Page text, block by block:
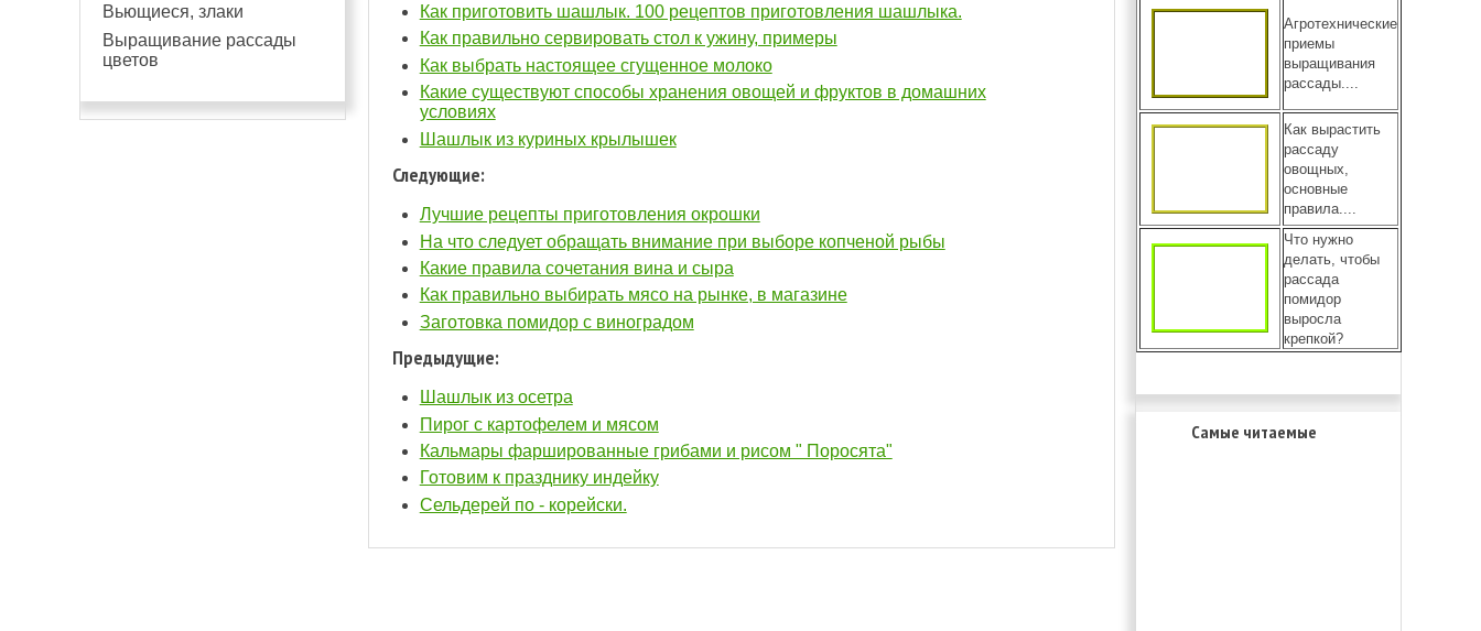
Вьющиеся, злаки
Выращивание рассады
цветов
Как приготовить шашлык. 100 рецептов приготовления шашлыка.
Как правильно сервировать стол к ужину, примеры
Как выбрать настоящее сгущенное молоко
Какие существуют способы хранения овощей и фруктов в домашних
условиях
Шашлык из куриных крылышек
Следующие:
Лучшие рецепты приготовления окрошки
На что следует обращать внимание при выборе копченой рыбы
Какие правила сочетания вина и сыра
Как правильно выбирать мясо на рынке, в магазине
Заготовка помидор с виноградом
Предыдущие:
Шашлык из осетра
Пирог с картофелем и мясом
Кальмары фаршированные грибами и рисом " Поросята"
Готовим к празднику индейку
Сельдерей по - корейски.
Агротехнические
приемы
выращивания
рассады....
Как вырастить
рассаду
овощных,
основные
правила....
Что нужно
делать, чтобы
рассада
помидор
выросла
крепкой?
Самые читаемые